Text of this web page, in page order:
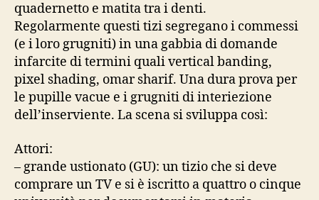
quadernetto e matita tra i denti.
Regolarmente questi tizi segregano i commessi
(e i loro grugniti) in una gabbia di domande
infarcite di termini quali vertical banding,
pixel shading, omar sharif. Una dura prova per
le pupille vacue e i grugniti di interiezione
dell’inserviente. La scena si sviluppa così:
Attori:
– grande ustionato (GU): un tizio che si deve
comprare un TV e si è iscritto a quattro o cinque